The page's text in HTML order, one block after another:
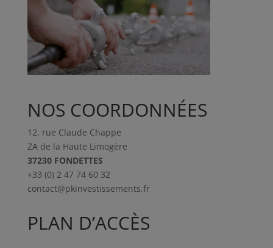
NOS COORDONNÉES
12, rue Claude Chappe
ZA de la Haute Limogère
37230 FONDETTES
+33 (0) 2 47 74 60 32
contact@pkinvestissements.fr
PLAN D’ACCÈS